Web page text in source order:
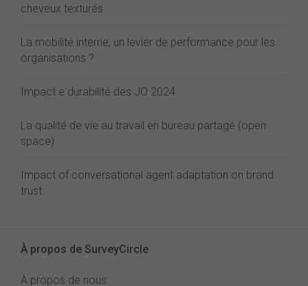
cheveux texturés
La mobilité interne, un levier de performance pour les
organisations ?
Impact e durabilité des JO 2024
La qualité de vie au travail en bureau partagé (open
space)
Impact of conversational agent adaptation on brand
trust
À propos de SurveyCircle
À propos de nous